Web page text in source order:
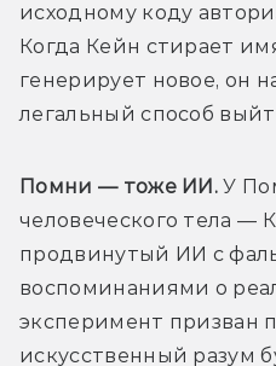
исходному коду
Когда Кейн стирает
генерирует новое, он
легальный способ
Помни — тоже ИИ. У
человеческого тела —
продвинутый ИИ с
воспоминаниями о
эксперимент призван
искусственный разум